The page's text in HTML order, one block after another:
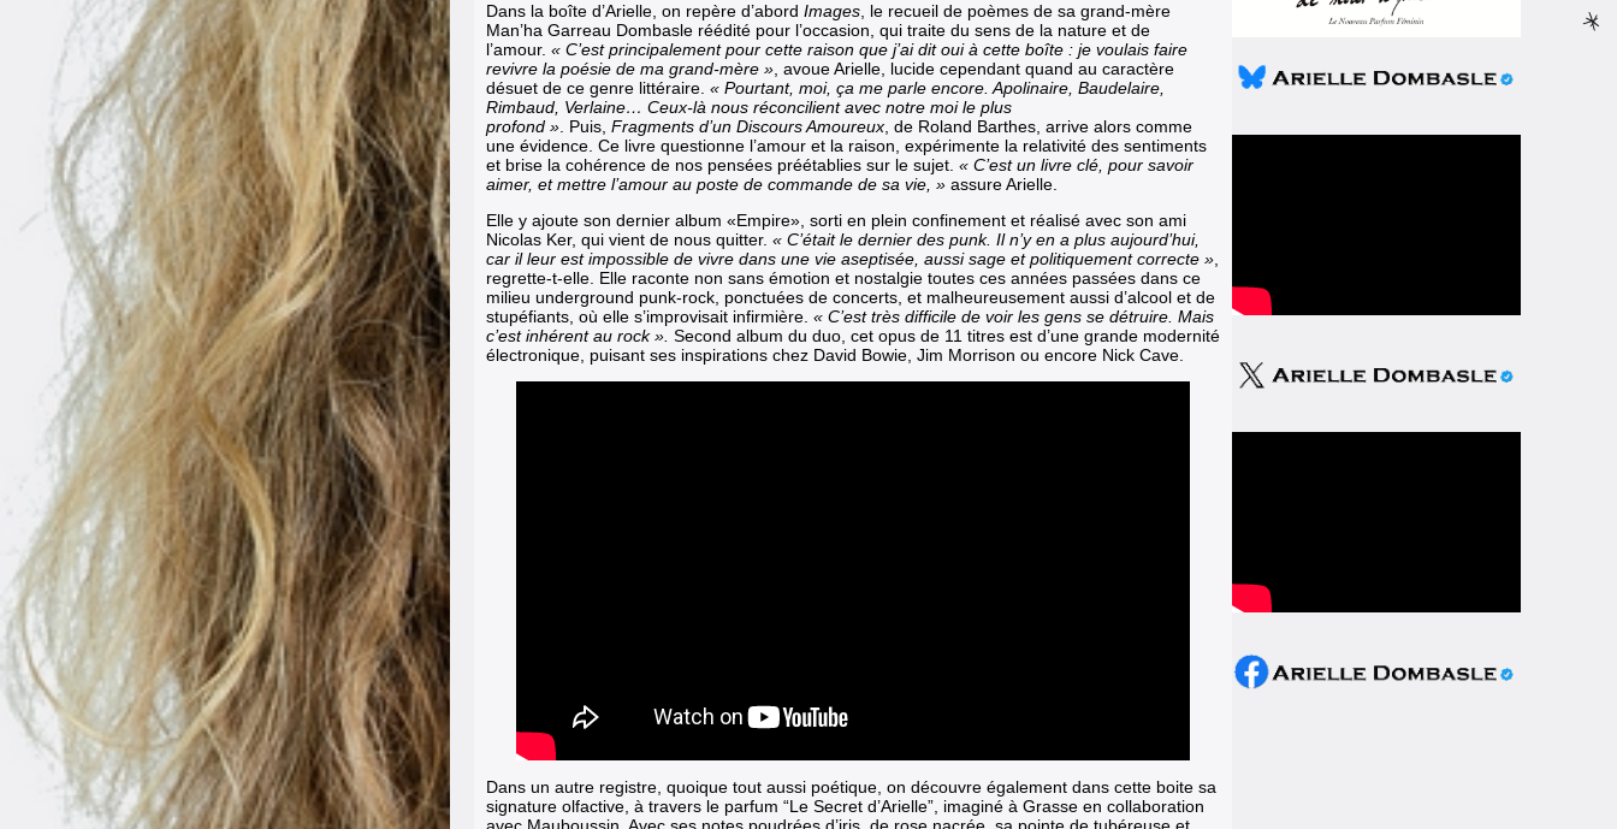
Dans la boîte d’Arielle, on repère d’abord Images, le recueil de poèmes de sa grand-mère
Man’ha Garreau Dombasle réédité pour l’occasion, qui traite du sens de la nature et de
l’amour. « C’est principalement pour cette raison que j’ai dit oui à cette boîte : je voulais faire
revivre la poésie de ma grand-mère », avoue Arielle, lucide cependant quand au caractère
désuet de ce genre littéraire. « Pourtant, moi, ça me parle encore. Apolinaire, Baudelaire,
Rimbaud, Verlaine… Ceux-là nous réconcilient avec notre moi le plus
profond ». Puis, Fragments d’un Discours Amoureux, de Roland Barthes, arrive alors comme
une évidence. Ce livre questionne l’amour et la raison, expérimente la relativité des sentiments
et brise la cohérence de nos pensées préétablies sur le sujet. « C’est un livre clé, pour savoir
aimer, et mettre l’amour au poste de commande de sa vie, » assure Arielle.
Elle y ajoute son dernier album «Empire», sorti en plein confinement et réalisé avec son ami
Nicolas Ker, qui vient de nous quitter. « C’était le dernier des punk. Il n’y en a plus aujourd’hui,
car il leur est impossible de vivre dans une vie aseptisée, aussi sage et politiquement correcte »,
regrette-t-elle. Elle raconte non sans émotion et nostalgie toutes ces années passées dans ce
milieu underground punk-rock, ponctuées de concerts, et malheureusement aussi d’alcool et de
stupéfiants, où elle s’improvisait infirmière. « C’est très difficile de voir les gens se détruire. Mais
c’est inhérent au rock ». Second album du duo, cet opus de 11 titres est d’une grande modernité
électronique, puisant ses inspirations chez David Bowie, Jim Morrison ou encore Nick Cave.
Dans un autre registre, quoique tout aussi poétique, on découvre également dans cette boite sa
signature olfactive, à travers le parfum “Le Secret d’Arielle”, imaginé à Grasse en collaboration